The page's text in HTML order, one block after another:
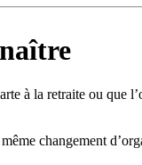
à la retraite ou que
changement